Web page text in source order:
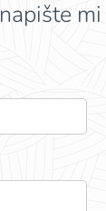
napište mi